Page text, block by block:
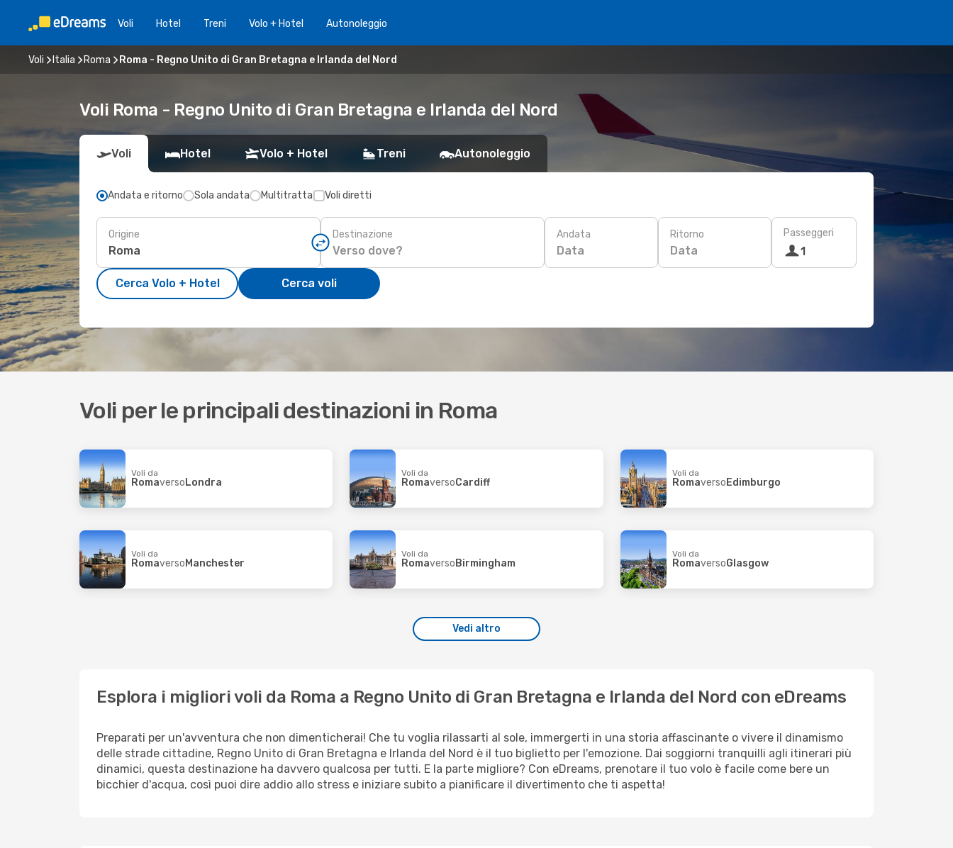
Voli Hotel Treni Volo + Hotel Autonoleggio
Voli Italia Roma Roma - Regno Unito di Gran Bretagna e Irlanda del Nord
Voli Roma - Regno Unito di Gran Bretagna e Irlanda del Nord
Voli Hotel Volo + Hotel Treni Autonoleggio
Andata e ritorno Sola andata Multitratta Voli diretti
Origine Destinazione Andata
Data
Ritorno
Data
Passeggeri
1
Cerca Volo + Hotel Cerca voli
Voli per le principali destinazioni in Roma
Voli da
RomaversoLondra
Voli da
RomaversoCardiff
Voli da
Romaverso Edimburgo
Voli da
RomaversoManchester
Voli da
Romaverso Birmingham
Voli da
RomaversoGlasgow
Vedi altro
Esplora i migliori voli da Roma a Regno Unito di Gran Bretagna e Irlanda del Nord con eDreams
Preparati per un'avventura che non dimenticherai! Che tu voglia rilassarti al sole, immergerti in una storia affascinante o vivere il dinamismo
delle strade cittadine, Regno Unito di Gran Bretagna e Irlanda del Nord è il tuo biglietto per l'emozione. Dai soggiorni tranquilli agli itinerari più
dinamici, questa destinazione ha davvero qualcosa per tutti. E la parte migliore? Con eDreams, prenotare il tuo volo è facile come bere un
bicchier d'acqua, così puoi dire addio allo stress e iniziare subito a pianificare il divertimento che ti aspetta!